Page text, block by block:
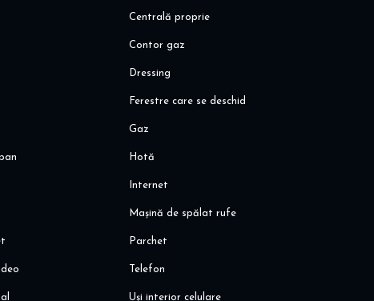
Centrală proprie
Contor gaz
Dressing
Ferestre care se deschid
Gaz
Hotă
Internet
Mașină de spălat rufe
Parchet
Telefon
Uși interior celulare